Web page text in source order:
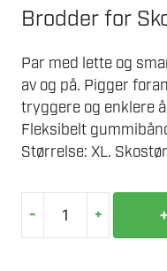
Brodder for
Par med lette og
av og på. Pigger
tryggere og enklere
Fleksibelt
Størrelse: XL.
-
BRODDER
+